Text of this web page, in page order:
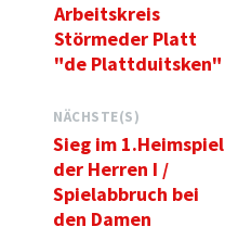
Arbeitskreis
Störmeder Platt
"de Plattduitsken"
NÄCHSTE(S)
Sieg im 1.Heimspiel
der Herren I /
Spielabbruch bei
den Damen